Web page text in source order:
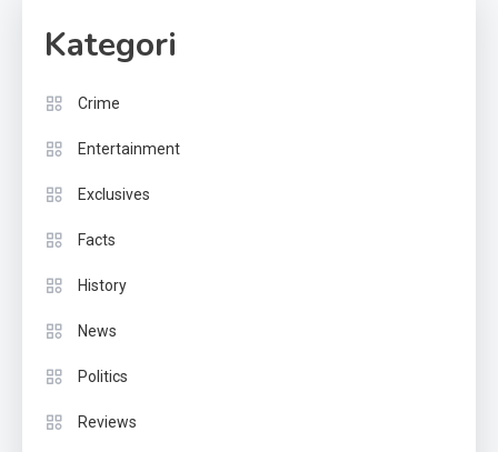
Kategori
Crime
Entertainment
Exclusives
Facts
History
News
Politics
Reviews